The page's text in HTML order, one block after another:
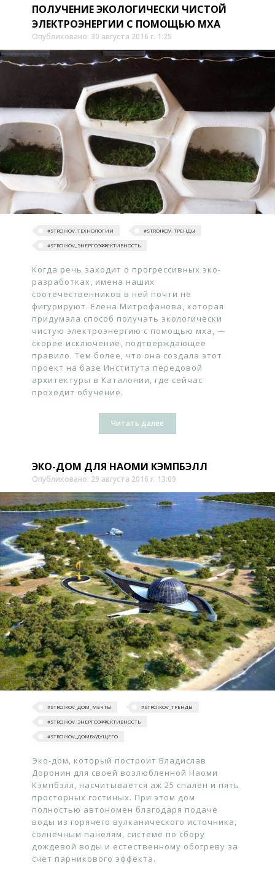
ПОЛУЧЕНИЕ ЭКОЛОГИЧЕСКИ ЧИСТОЙ
ЭЛЕКТРОЭНЕРГИИ С ПОМОЩЬЮ МХА
Опубликовано: 30 августа 2016 г. 1:25
#STROIKOV_ТЕХНОЛОГИИ #‎STROIKOV_ТРЕНДЫ‬
#STROIKOV_ЭНЕРГОЭФФЕКТИВНОСТЬ
Когда речь заходит о прогрессивных эко-
разработках, имена наших
соотечественников в ней почти не
фигурируют. Елена Митрофанова, которая
придумала способ получать экологически
чистую электроэнергию с помощью мха, —
скорее исключение, подтверждающее
правило. Тем более, что она создала этот
проект на базе Института передовой
архитектуры в Каталонии, где сейчас
проходит обучение.
Читать далее
ЭКО-ДОМ ДЛЯ НАОМИ КЭМПБЭЛЛ
Опубликовано: 29 августа 2016 г. 13:09
#‎STROIKOV_ДОМ_МЕЧТЫ‬ #‎STROIKOV_ТРЕНДЫ‬
#STROIKOV_ЭНЕРГОЭФФЕКТИВНОСТЬ
#STROIKOV_ДОМБУДУЩЕГО
Эко-дом, который построит Владислав
Доронин для своей возлюбленной Наоми
Кэмпбэлл, насчитывается аж 25 спален и пять
просторных гостиных. При этом дом
полностью автономен благодаря подаче
воды из горячего вулканического источника,
солнечным панелям, системе по сбору
дождевой воды и естественному обогреву за
счет парникового эффекта.